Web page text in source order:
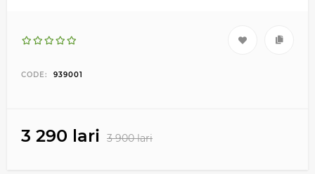
CODE: 939001
3 290 lari 3 900 lari